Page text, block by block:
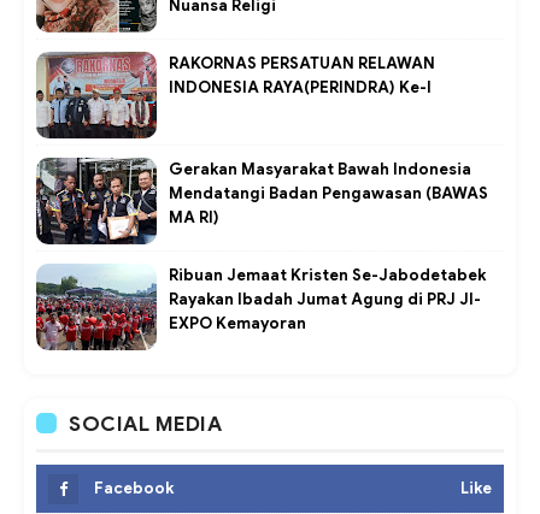
Nuansa Religi
RAKORNAS PERSATUAN RELAWAN
INDONESIA RAYA(PERINDRA) Ke-I
Gerakan Masyarakat Bawah Indonesia
Mendatangi Badan Pengawasan (BAWAS
MA RI)
Ribuan Jemaat Kristen Se-Jabodetabek
Rayakan Ibadah Jumat Agung di PRJ JI-
EXPO Kemayoran
SOCIAL MEDIA
Facebook Like